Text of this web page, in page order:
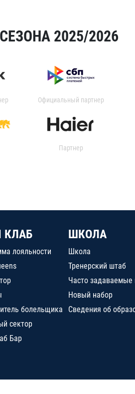
2025/2026
Официальный партнер
Партнер
КЛАБ
лояльности
болельщика
сектор
Бар
ШКОЛА
Школа
Тренерский штаб
Часто задаваемые
Новый набор
Сведения об